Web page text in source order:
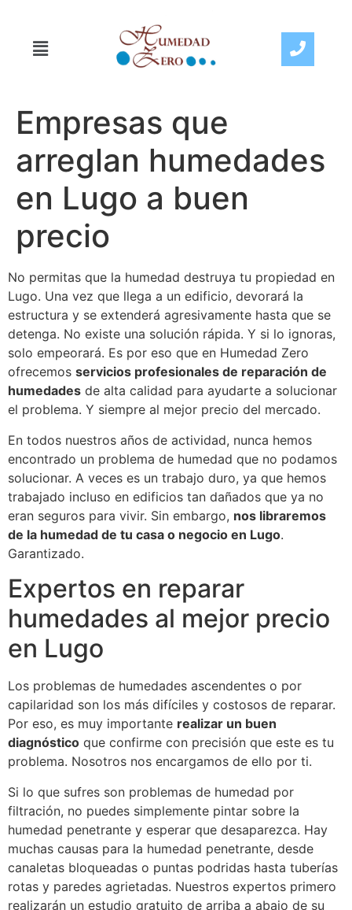
Empresas que
arreglan humedades
en Lugo a buen
precio
No permitas que la humedad destruya tu propiedad en
Lugo. Una vez que llega a un edificio, devorará la
estructura y se extenderá agresivamente hasta que se
detenga. No existe una solución rápida. Y si lo ignoras,
solo empeorará. Es por eso que en Humedad Zero
ofrecemos servicios profesionales de reparación de
humedades de alta calidad para ayudarte a solucionar
el problema. Y siempre al mejor precio del mercado.
En todos nuestros años de actividad, nunca hemos
encontrado un problema de humedad que no podamos
solucionar. A veces es un trabajo duro, ya que hemos
trabajado incluso en edificios tan dañados que ya no
eran seguros para vivir. Sin embargo, nos libraremos
de la humedad de tu casa o negocio en Lugo.
Garantizado.
Expertos en reparar
humedades al mejor precio
en Lugo
Los problemas de humedades ascendentes o por
capilaridad son los más difíciles y costosos de reparar.
Por eso, es muy importante realizar un buen
diagnóstico que confirme con precisión que este es tu
problema. Nosotros nos encargamos de ello por ti.
Si lo que sufres son problemas de humedad por
filtración, no puedes simplemente pintar sobre la
humedad penetrante y esperar que desaparezca. Hay
muchas causas para la humedad penetrante, desde
canaletas bloqueadas o puntas podridas hasta tuberías
rotas y paredes agrietadas. Nuestros expertos primero
realizarán un estudio gratuito de arriba a abajo de su